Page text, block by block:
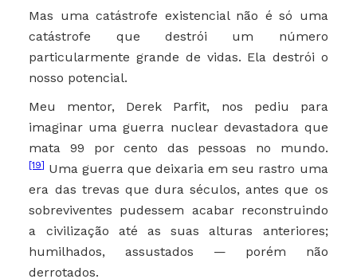
Mas uma catástrofe existencial não é só uma
catástrofe que destrói um número
particularmente grande de vidas. Ela destrói o
nosso potencial.
Meu mentor, Derek Parfit, nos pediu para
imaginar uma guerra nuclear devastadora que
mata 99 por cento das pessoas no mundo.
[19] Uma guerra que deixaria em seu rastro uma
era das trevas que dura séculos, antes que os
sobreviventes pudessem acabar reconstruindo
a civilização até as suas alturas anteriores;
humilhados, assustados — porém não
derrotados.